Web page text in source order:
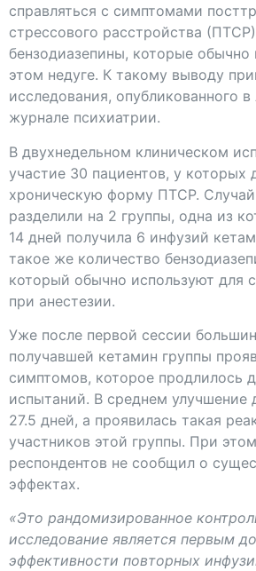
справляться с симптомами
стрессового расстройства
бензодиазепины, которые
этом недуге. К такому выводу
исследования, опубликованного
журнале психиатрии.
В двухнедельном клиническом
участие 30 пациентов, у которых
хроническую форму ПТСР.
разделили на 2 группы, одна из
14 дней получила 6 инфузий
такое же количество
который обычно используют для
при анестезии.
Уже после первой сессии
получавшей кетамин группы
симптомов, которое продлилось
испытаний. В среднем улучшение
27.5 дней, а проявилась такая
участников этой группы. При
респондентов не сообщил о
эффектах.
«Это рандомизированное
исследование является первым
эффективности повторных